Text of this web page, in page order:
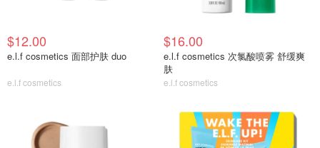
$12.00
e.l.f cosmetics 面部护肤 duo
e.l.f cosmetics
$16.00
e.l.f cosmetics 次氯酸喷雾 舒缓爽
肤
e.l.f cosmetics